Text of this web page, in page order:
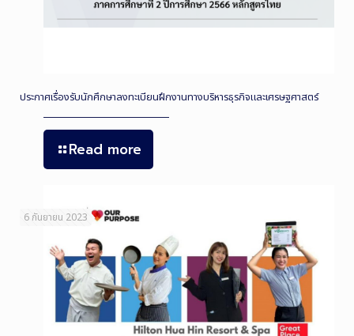
ประกาศเรื่องรับนักศึกษาลงทะเบียนฝึกงานทางบริหารธุรกิจและเศรษฐศาสตร์
Read more
6 กันยายน 2023